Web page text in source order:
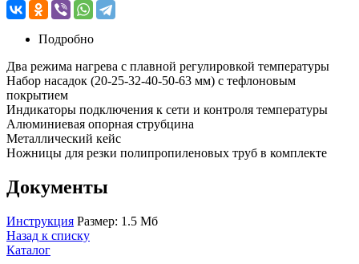
Подробно
Два режима нагрева с плавной регулировкой температуры
Набор насадок (20-25-32-40-50-63 мм) с тефлоновым
покрытием
Индикаторы подключения к сети и контроля температуры
Алюминиевая опорная струбцина
Металлический кейс
Ножницы для резки полипропиленовых труб в комплекте
Документы
Инструкция Размер: 1.5 Мб
Назад к списку
Каталог